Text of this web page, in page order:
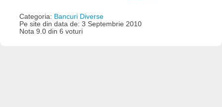
Categoria: Bancuri Diverse
Pe site din data de: 3 Septembrie 2010
Nota 9.0 din 6 voturi